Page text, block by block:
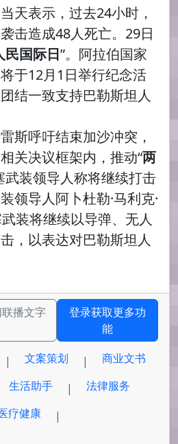
天表示，过去24小时，
击造成48人死亡。29日
民国际日”。阿拉伯国家
于12月1日举行纪念活
结一致支持巴勒斯坦人
斯呼吁结束加沙冲突，
关决议框架内，推动“两
武装领导人称将继续打击
领导人阿卜杜勒·马利克·
装将继续以导弹、无人
，以表达对巴勒斯坦人
播文字
登录获取更多功
能
| 文案策划 |
商业文书
生活助手 |
法律服务
疗健康
|